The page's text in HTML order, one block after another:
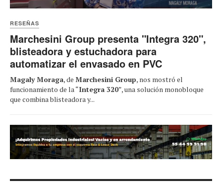
RESEÑAS
Marchesini Group presenta "Integra 320",
blisteadora y estuchadora para
automatizar el envasado en PVC
Magaly Moraga, de Marchesini Group, nos mostró el
funcionamiento de la “Integra 320”, una solución monobloque
que combina blisteadora y...